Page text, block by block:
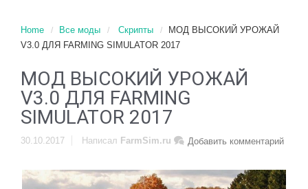
Home Все моды Скрипты
МОД ВЫСОКИЙ УРОЖАЙ
V3.0 ДЛЯ FARMING SIMULATOR 2017
МОД ВЫСОКИЙ УРОЖАЙ
V3.0 ДЛЯ FARMING
SIMULATOR 2017
30.10.2017 Добавить комментарий
Написал FarmSim.ru